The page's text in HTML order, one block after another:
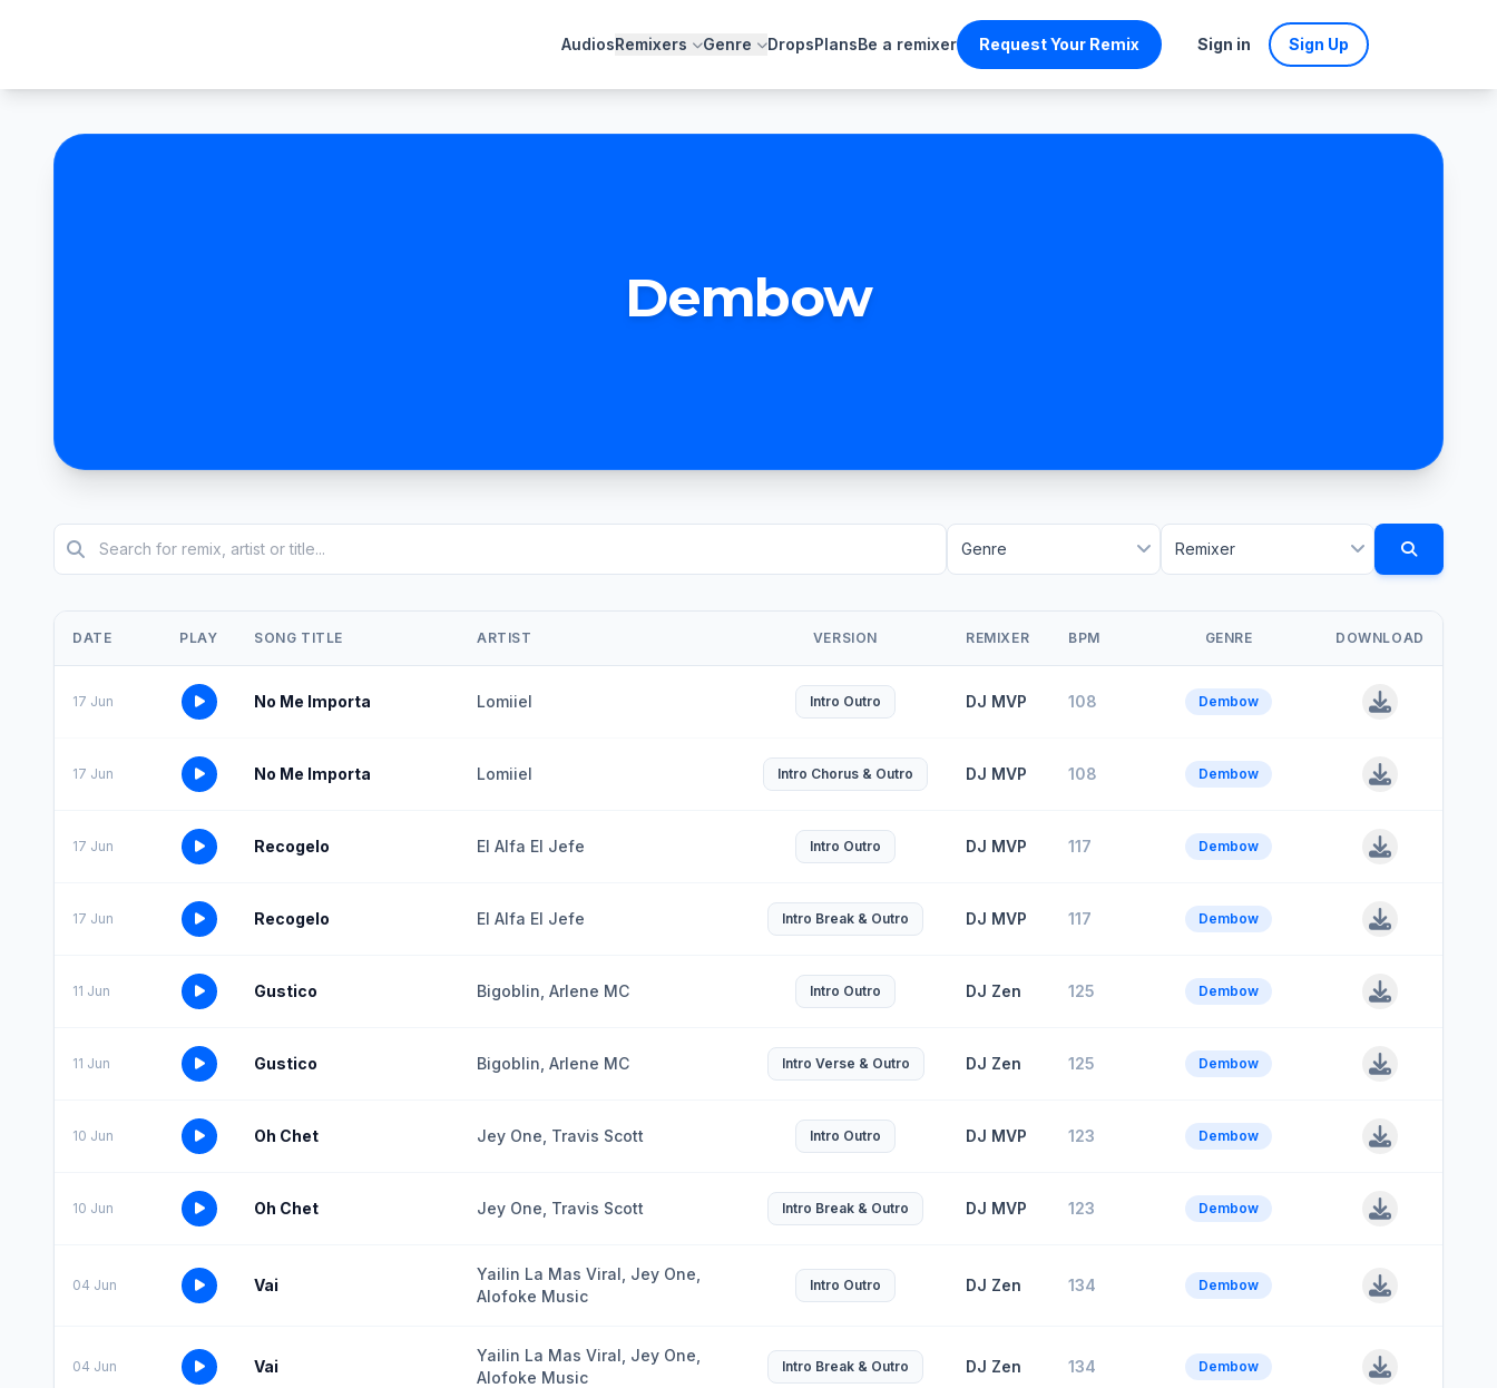
AudiosRemixers Genre DropsPlansBe a remixer Request Your Remix Sign in Sign Up
Dembow
DATE PLAY SONG TITLE ARTIST VERSION REMIXER BPM GENRE DOWNLOAD
17 Jun No Me Importa Lomiiel Intro Outro DJ MVP 108 Dembow
17 Jun No Me Importa Lomiiel Intro Chorus & Outro DJ MVP 108 Dembow
17 Jun Recogelo El Alfa El Jefe Intro Outro DJ MVP 117 Dembow
17 Jun Recogelo El Alfa El Jefe Intro Break & Outro DJ MVP 117 Dembow
11 Jun Gustico Bigoblin, Arlene MC Intro Outro DJ Zen 125 Dembow
11 Jun Gustico Bigoblin, Arlene MC Intro Verse & Outro DJ Zen 125 Dembow
10 Jun Oh Chet Jey One, Travis Scott Intro Outro DJ MVP 123 Dembow
10 Jun Oh Chet Jey One, Travis Scott Intro Break & Outro DJ MVP 123 Dembow
04 Jun Vai
Yailin La Mas Viral, Jey One,
Alofoke Music
Intro Outro DJ Zen 134 Dembow
04 Jun Vai
Yailin La Mas Viral, Jey One,
Alofoke Music
Intro Break & Outro DJ Zen 134 Dembow